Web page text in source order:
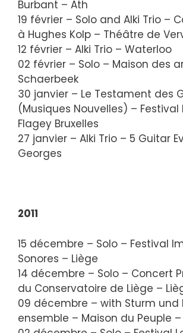
Burbant – Ath
19 février – Solo and Alki Trio –
à Hughes Kolp – Théâtre de
12 février – Alki Trio – Waterloo
02 février – Solo – Maison des
Schaerbeek
30 janvier – Le Testament des
(Musiques Nouvelles) – Festival
Flagey Bruxelles
27 janvier – Alki Trio – 5 Guitar
Georges
2011
15 décembre – Solo – Festival
Sonores – Liège
14 décembre – Solo – Concert
du Conservatoire de Liège –
09 décembre – with Sturm und
ensemble – Maison du Peuple –